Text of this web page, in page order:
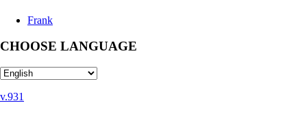
Frank
CHOOSE LANGUAGE
v.931